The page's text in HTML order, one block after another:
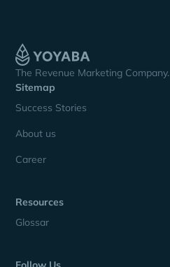
The Revenue Marketing Company.
Sitemap
Success Stories
About us
Career
Resources
Glossar